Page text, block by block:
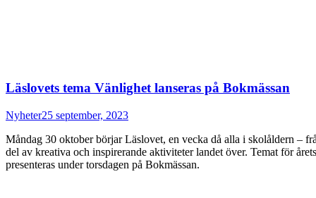
Läslovets tema Vänlighet lanseras på Bokmässan
Nyheter25 september, 2023
Måndag 30 oktober börjar Läslovet, en vecka då alla i skolåldern –
del av kreativa och inspirerande aktiviteter landet över. Temat för
presenteras under torsdagen på Bokmässan.